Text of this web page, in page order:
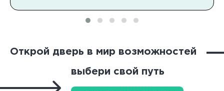
Открой дверь в мир возможностей
выбери свой путь